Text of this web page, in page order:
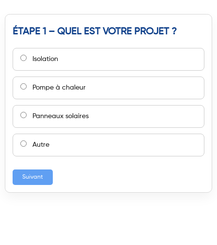
ÉTAPE 1 – QUEL EST VOTRE PROJET ?
Isolation
Pompe à chaleur
Panneaux solaires
Autre
Suivant